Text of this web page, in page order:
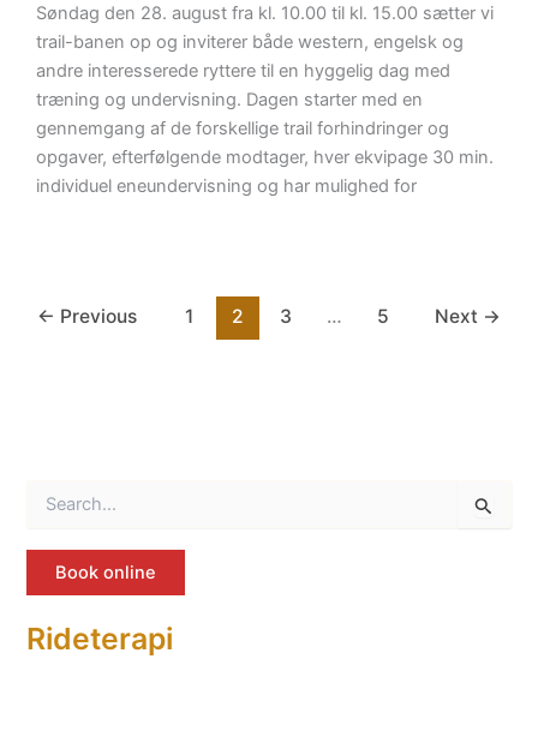
Søndag den 28. august fra kl. 10.00 til kl. 15.00 sætter vi
trail-banen op og inviterer både western, engelsk og
andre interesserede ryttere til en hyggelig dag med
træning og undervisning. Dagen starter med en
gennemgang af de forskellige trail forhindringer og
opgaver, efterfølgende modtager, hver ekvipage 30 min.
individuel eneundervisning og har mulighed for
← Previous 1 2 3 … 5 Next →
e
Book online
Rideterapi